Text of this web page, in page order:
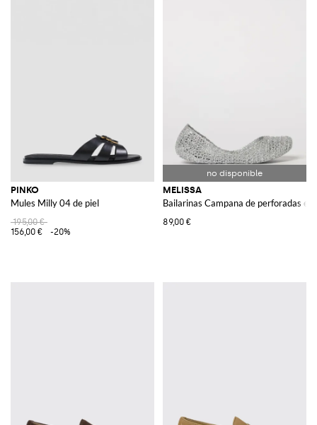
PINKO
Mules Milly 04 de piel
195,00 €
156,00 €
-20%
MELISSA
Bailarinas Campana de perforadas
89,00 €